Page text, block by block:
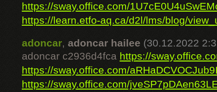
https://sway.office.com/
https://learn.etfo-aq.ca/d2l/lms/blog/
adoncar, adoncar hailee (30.12.2022
adoncar c2936d4fca https://
https://sway.office.com/
https://sway.office.com/